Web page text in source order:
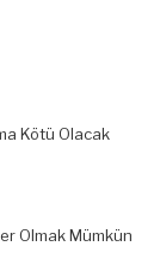
Kötü Olacak
Olmak Mümkün